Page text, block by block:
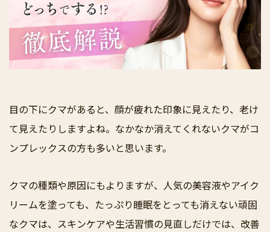
目の下にクマがあると、顔が疲れた印象に見えたり、老け
て見えたりしますよね。なかなか消えてくれないクマがコ
ンプレックスの方も多いと思います。
クマの種類や原因にもよりますが、人気の美容液やアイク
リームを塗っても、たっぷり睡眠をとっても消えない頑固
なクマは、スキンケアや生活習慣の見直しだけでは、改善